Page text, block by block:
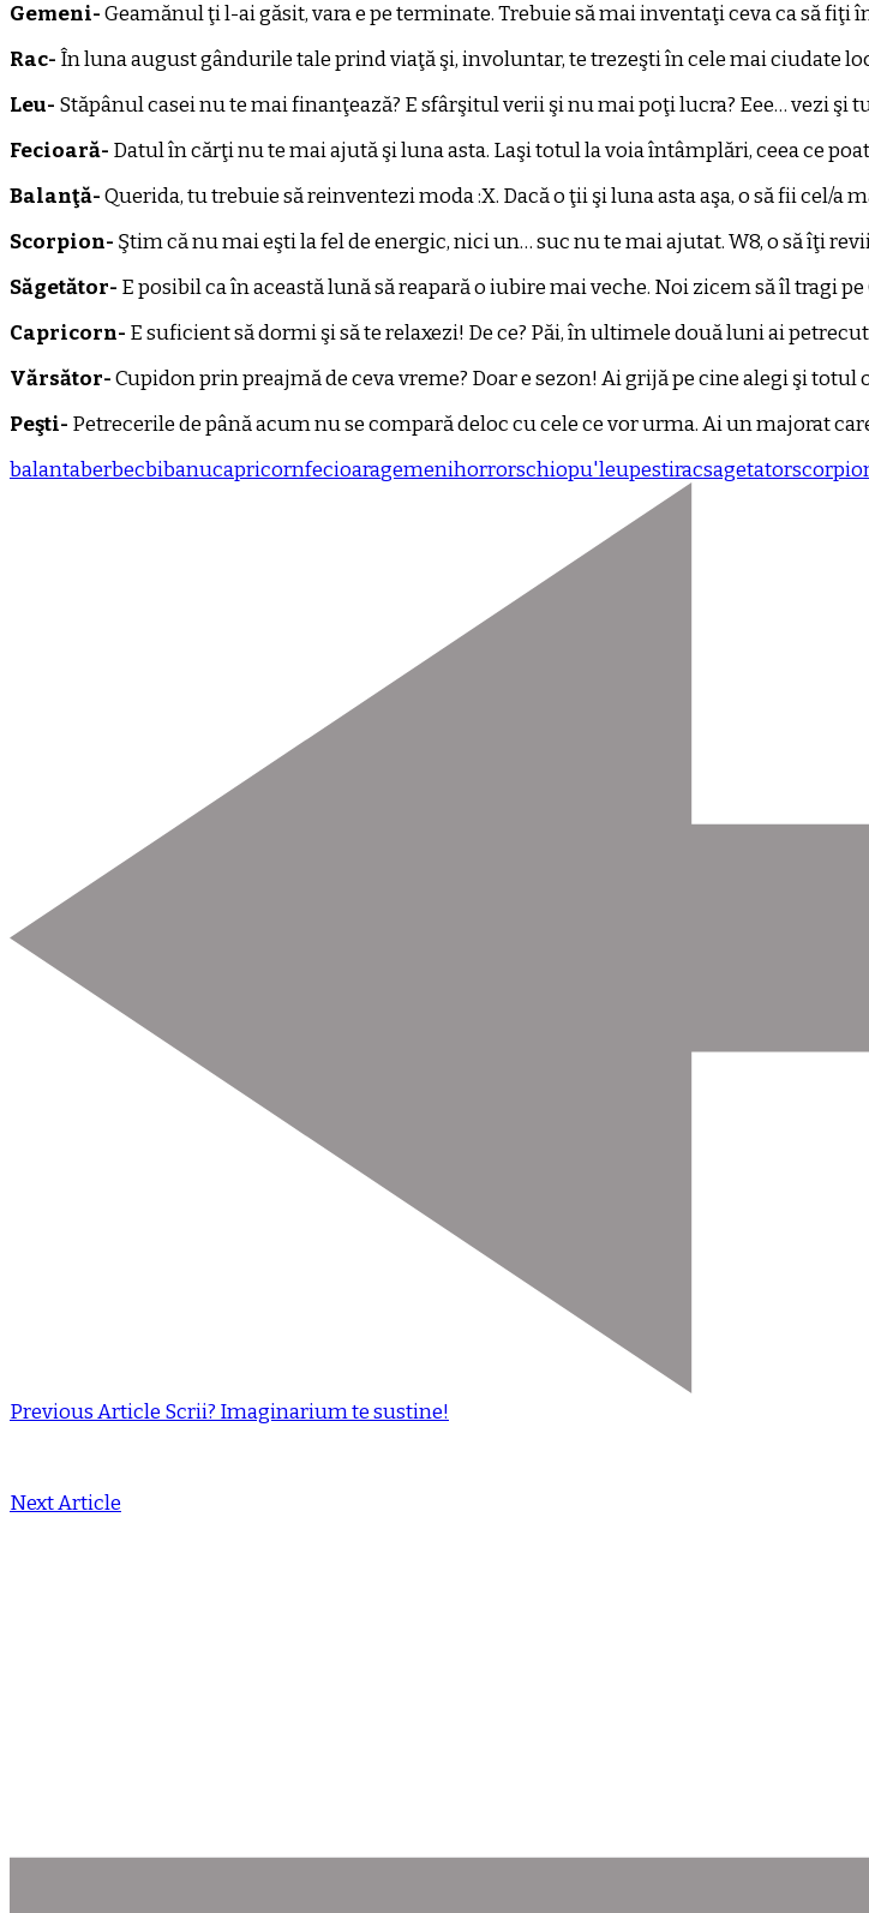
Gemeni-Geamănul ţi l-ai găsit, vara e pe terminate. Trebuie să mai inventaţi ceva ca să
Rac- În luna august gândurile tale prind viaţă şi, involuntar, te trezeşti în cele mai ciudate
Leu- Stăpânul casei nu te mai finanţează? E sfârşitul verii şi nu mai poţi lucra? Eee… vezi şi
Fecioară- Datul în cărţi nu te mai ajută şi luna asta. Laşi totul la voia întâmplări, ceea ce
Balanţă-Querida, tu trebuie să reinventezi moda :X. Dacă o ţii şi luna asta aşa, o să fii cel/a
Scorpion- Ştim că nu mai eşti la fel de energic, nici un… suc nu te mai ajutat. W8, o să îţi
Săgetător- E posibil ca în această lună să reapară o iubire mai veche. Noi zicem să îl tragi
Capricorn- E suficient să dormi şi să te relaxezi! De ce? Păi, în ultimele două luni ai
Vărsător-Cupidon prin preajmă de ceva vreme? Doar e sezon! Ai grijă pe cine alegi şi totul
Peşti- Petrecerile de până acum nu se compară deloc cu cele ce vor urma. Ai un majorat
balantaberbecbibanucapricornfecioaragemenihorrorschiopu'leupestiracsagetator
Previous Article Scrii? Imaginarium te sustine!
Next Article